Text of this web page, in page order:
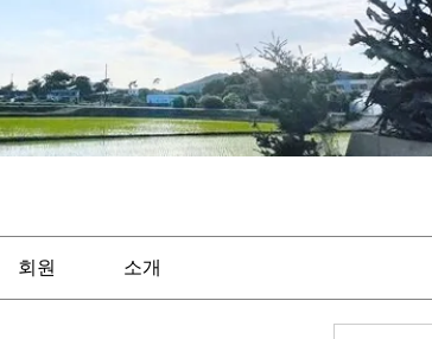
회원 소개